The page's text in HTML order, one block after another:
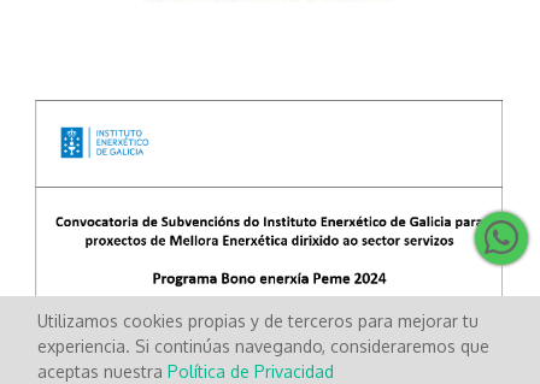
Utilizamos cookies propias y de terceros para mejorar tu
experiencia. Si continúas navegando, consideraremos que
aceptas nuestraPolítica de Privacidad